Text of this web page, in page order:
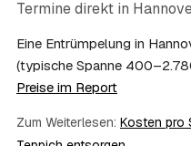
Kosten?
Im Einzelfall ist das
Wohnungsauflösung im
einem vom Amt
stellen Sie vor
Zentrum vermittelt die
Termine direkt in
Eine Entrümpelung in
(typische Spanne
Preise im Report
Zum Weiterlesen: Kosten pro